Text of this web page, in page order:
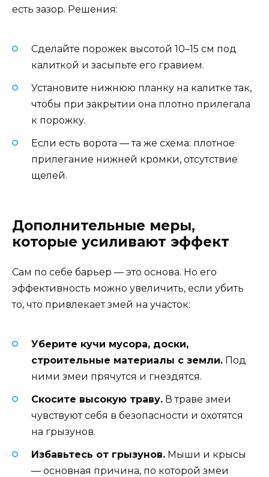
есть зазор. Решения:
Сделайте порожек высотой 10–15 см под
калиткой и засыпьте его гравием.
Установите нижнюю планку на калитке так,
чтобы при закрытии она плотно прилегала
к порожку.
Если есть ворота — та же схема: плотное
прилегание нижней кромки, отсутствие
щелей.
Дополнительные меры,
которые усиливают эффект
Сам по себе барьер — это основа. Но его
эффективность можно увеличить, если убить
то, что привлекает змей на участок:
Уберите кучи мусора, доски,
строительные материалы с земли. Под
ними змеи прячутся и гнездятся.
Скосите высокую траву. В траве змеи
чувствуют себя в безопасности и охотятся
на грызунов.
Избавьтесь от грызунов. Мыши и крысы
— основная причина, по которой змеи